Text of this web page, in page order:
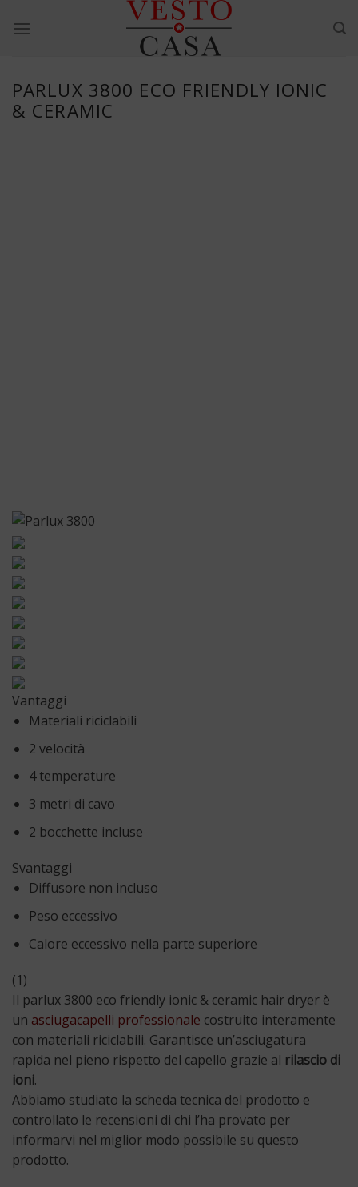
PARLUX 3800 ECO FRIENDLY IONIC
& CERAMIC
Vantaggi
Materiali riciclabili
2 velocità
4 temperature
3 metri di cavo
2 bocchette incluse
Svantaggi
Diffusore non incluso
Peso eccessivo
Calore eccessivo nella parte superiore
(1)
Il parlux 3800 eco friendly ionic & ceramic hair dryer è
un asciugacapelli professionale costruito interamente
con materiali riciclabili. Garantisce un’asciugatura
rapida nel pieno rispetto del capello grazie al rilascio di
ioni.
Abbiamo studiato la scheda tecnica del prodotto e
controllato le recensioni di chi l’ha provato per
informarvi nel miglior modo possibile su questo
prodotto.